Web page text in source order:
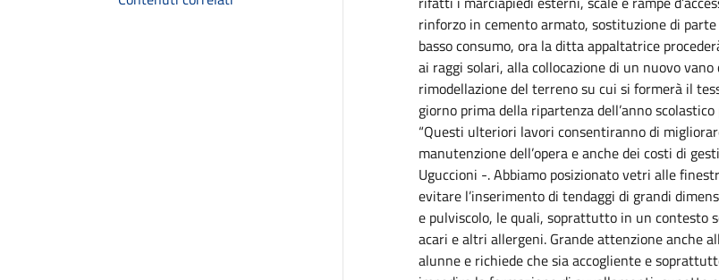
rinforzo in cemento armato, sostituzione di
basso consumo, ora la ditta appaltatrice
ai raggi solari, alla collocazione di un nuovo
rimodellazione del terreno su cui si formerà il
giorno prima della ripartenza dell’anno
“Questi ulteriori lavori consentiranno di
manutenzione dell’opera e anche dei costi di
Uguccioni -. Abbiamo posizionato vetri alle
evitare l’inserimento di tendaggi di grandi
e pulviscolo, le quali, soprattutto in un contesto
acari e altri allergeni. Grande attenzione anche
alunne e richiede che sia accogliente e